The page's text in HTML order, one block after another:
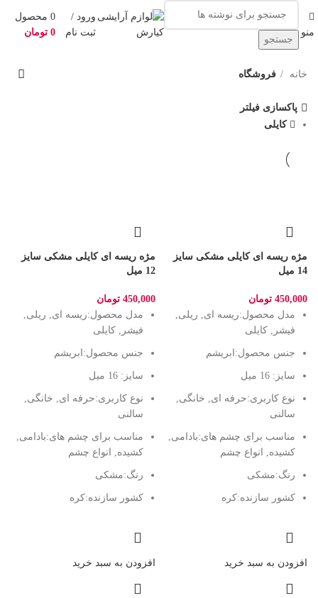
منو
جستجو
ورود /
ثبت نام
0 محصول
0 تومان
خانه فروشگاه
پاکسازی فیلتر
کایلی
مژه ریسه ای کایلی مشکی سایز
14 میل
450,000 تومان
مدل محصول:ریسه ای, ریلی,
فیشر, کایلی
جنس محصول: ابریشم
سایز: 16 میل
نوع کاربری:حرفه ای, خانگی,
سالنی
مناسب برای چشم های:بادامی,
کشیده, انواع چشم
رنگ:مشکی
کشور سازنده:کره
افزودن به سبد خرید
مژه ریسه ای کایلی مشکی سایز
12 میل
450,000 تومان
مدل محصول:ریسه ای, ریلی,
فیشر, کایلی
جنس محصول: ابریشم
سایز: 16 میل
نوع کاربری:حرفه ای, خانگی,
سالنی
مناسب برای چشم های:بادامی,
کشیده, انواع چشم
رنگ:مشکی
کشور سازنده:کره
افزودن به سبد خرید